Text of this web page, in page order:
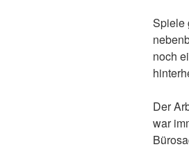
Spiele
noch
Der
war